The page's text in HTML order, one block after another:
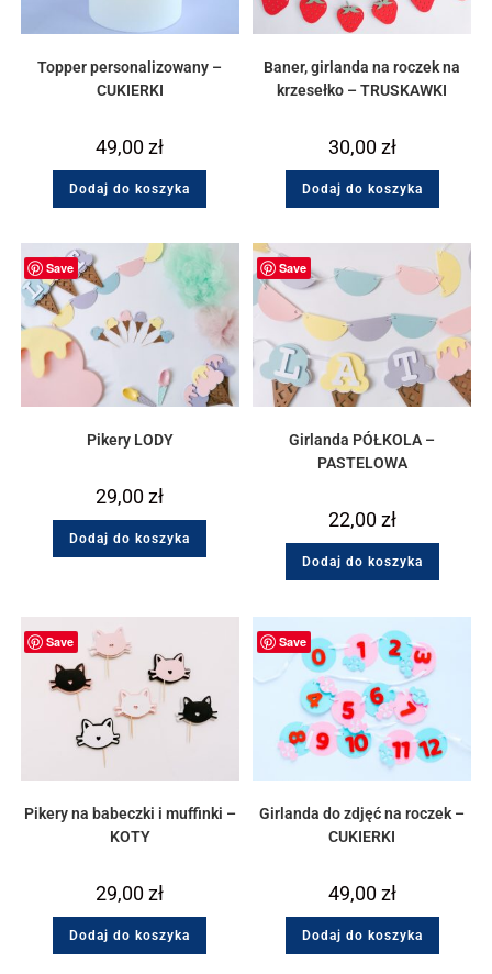
Topper personalizowany –
CUKIERKI
49,00zł
Dodaj do koszyka
Baner, girlanda na roczek na
krzesełko – TRUSKAWKI
30,00zł
Dodaj do koszyka
Save
Pikery LODY
29,00zł
Dodaj do koszyka
Save
Girlanda PÓŁKOLA –
PASTELOWA
22,00zł
Dodaj do koszyka
Save
Pikery na babeczki i muffinki –
KOTY
29,00zł
Dodaj do koszyka
Save
Girlanda do zdjęć na roczek –
CUKIERKI
49,00zł
Dodaj do koszyka